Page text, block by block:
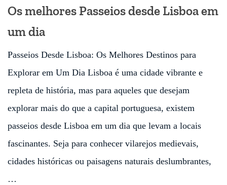
Os melhores Passeios desde Lisboa em
um dia
Passeios Desde Lisboa: Os Melhores Destinos para
Explorar em Um Dia Lisboa é uma cidade vibrante e
repleta de história, mas para aqueles que desejam
explorar mais do que a capital portuguesa, existem
passeios desde Lisboa em um dia que levam a locais
fascinantes. Seja para conhecer vilarejos medievais,
cidades históricas ou paisagens naturais deslumbrantes,
…